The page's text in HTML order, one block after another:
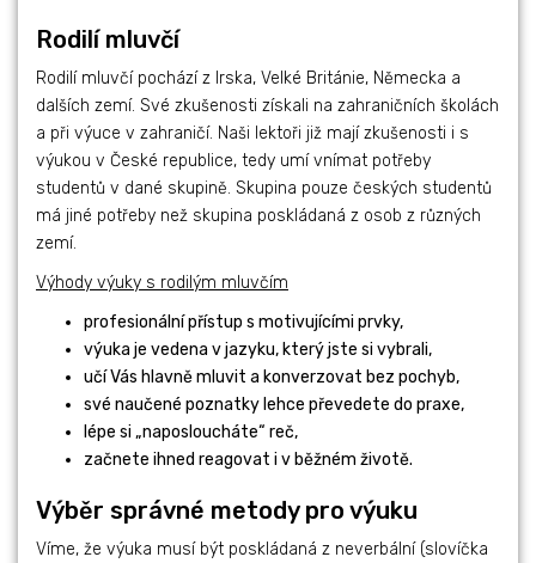
Rodilí mluvčí
Rodilí mluvčí pochází z Irska, Velké Británie, Německa a
dalších zemí. Své zkušenosti získali na zahraničních školách
a při výuce v zahraničí. Naši lektoři již mají zkušenosti i s
výukou v České republice, tedy umí vnímat potřeby
studentů v dané skupině. Skupina pouze českých studentů
má jiné potřeby než skupina poskládaná z osob z různých
zemí.
Výhody výuky s rodilým mluvčím
profesionální přístup s motivujícími prvky,
výuka je vedena v jazyku, který jste si vybrali,
učí Vás hlavně mluvit a konverzovat bez pochyb,
své naučené poznatky lehce převedete do praxe,
lépe si „naposloucháte“ reč,
začnete ihned reagovat i v běžném životě.
Výběr správné metody pro výuku
Víme, že výuka musí být poskládaná z neverbální (slovíčka